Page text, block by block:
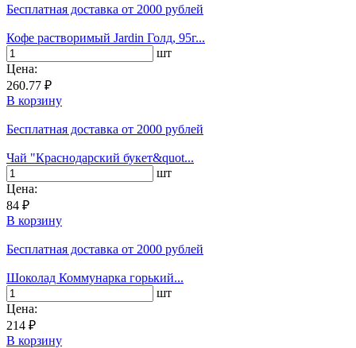
Бесплатная доставка от 2000 рублей
Кофе растворимый Jardin Голд, 95г...
шт
Цена:
260.77 ₽
В корзину
Бесплатная доставка от 2000 рублей
Чай "Краснодарский букет&quot...
шт
Цена:
84 ₽
В корзину
Бесплатная доставка от 2000 рублей
Шоколад Коммунарка горький...
шт
Цена:
214 ₽
В корзину